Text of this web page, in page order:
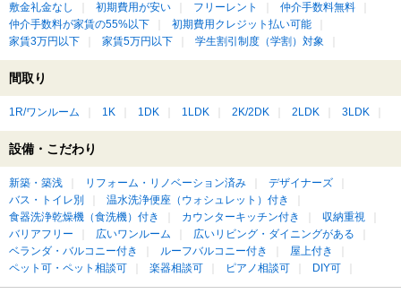
敷金礼金なし 初期費用が安い フリーレント
仲介手数料無料
仲介手数料が家賃の55%以下
初期費用クレジット払い可能
家賃3万円以下
家賃5万円以下 学生割引制度（学割）対象
間取り
1R/ワンルーム 1K 1DK 1LDK 2K/2DK 2LDK 3LDK
設備・こだわり
新築・築浅 リフォーム・リノベーション済み
デザイナーズ
バス・トイレ別
温水洗浄便座（ウォシュレット）付き
食器洗浄乾燥機（食洗機）付き
カウンターキッチン付き
収納重視
バリアフリー
広いワンルーム
広いリビング・ダイニングがある
ベランダ・バルコニー付き
ルーフバルコニー付き
屋上付き
ペット可・ペット相談可
楽器相談可 ピアノ相談可 DIY可